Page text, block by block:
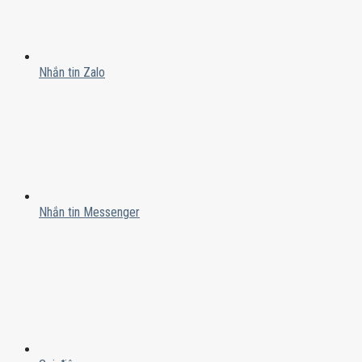
Nhắn tin Zalo
Nhắn tin Messenger